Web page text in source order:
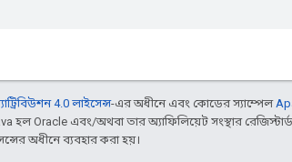
4.0 লাইসেন্স-এর অধীনে এবং কোডের স্যাম্পেল
হল Oracle এবং/অথবা তার অ্যাফিলিয়েট সংস্থার রেজিস্টার্ড
অধীনে ব্যবহার করা হয়।